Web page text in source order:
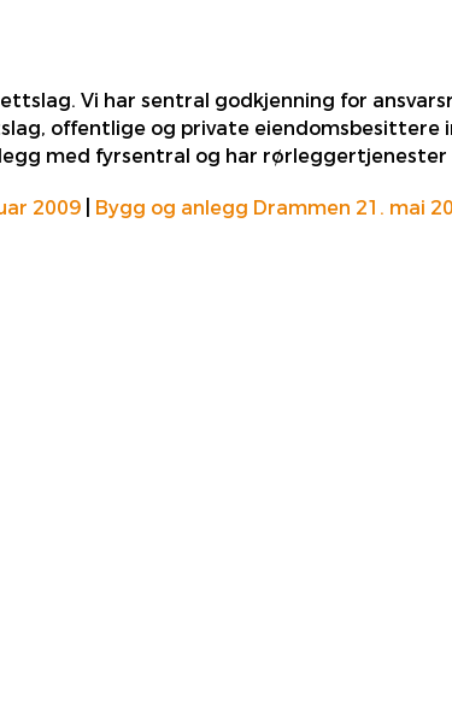
Vi har sentral godkjenning for
offentlige og private eiendomsbesittere
med fyrsentral og har rørleggertjenester
2009 Bygg og anlegg Drammen 21. mai